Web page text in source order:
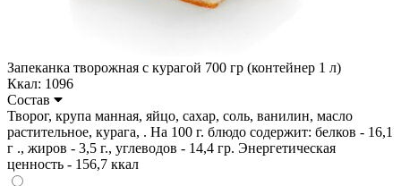
Запеканка творожная с курагой 700 гр (контейнер 1 л)
Ккал: 1096
Состав
Творог, крупа манная, яйцо, сахар, соль, ванилин, масло
растительное, курага, . На 100 г. блюдо содержит: белков - 16,1
г ., жиров - 3,5 г., углеводов - 14,4 гр. Энергетическая
ценность - 156,7 ккал